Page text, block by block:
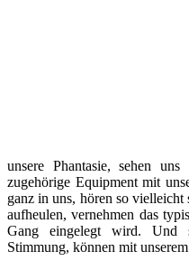
unsere Phantasie, sehen
zugehörige Equipment mit
ganz in uns, hören so
aufheulen, vernehmen das
Gang eingelegt wird.
Stimmung, können mit